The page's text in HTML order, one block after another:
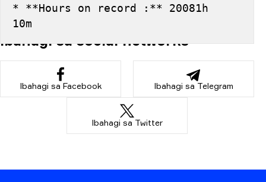
* **Hours on record :** 20081h
10m
Ibahagi sa social networks
Ibahagi sa Facebook Ibahagi sa Telegram
Ibahagi sa Twitter